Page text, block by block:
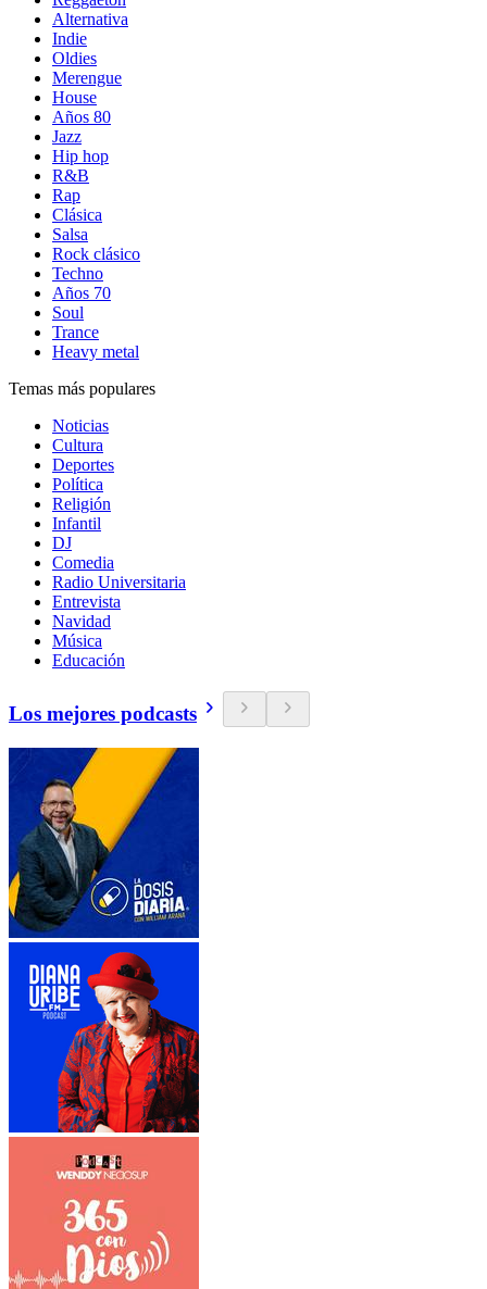
Alternativa
Indie
Oldies
Merengue
House
Años 80
Jazz
Hip hop
R&B
Rap
Clásica
Salsa
Rock clásico
Techno
Años 70
Soul
Trance
Heavy metal
Temas más populares
Noticias
Cultura
Deportes
Política
Religión
Infantil
DJ
Comedia
Radio Universitaria
Entrevista
Navidad
Música
Educación
Los mejores podcasts